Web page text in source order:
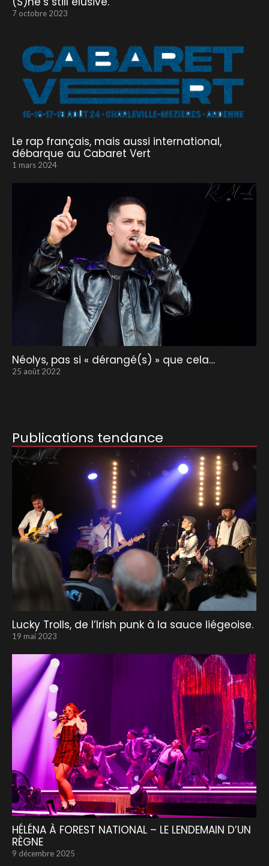
7 octobre 2023
Le rap français, mais aussi international,
débarque au Cabaret Vert
1 mars 2024
Néolys, pas si « dérangé(s) » que cela…
25 août 2022
Publications tendance
Lucky Trolls, de l’Irish punk à la sauce liégeoise.
19 mai 2023
HÉLÉNA À FOREST NATIONAL – LE LENDEMAIN D’UN
RÈGNE
9 décembre 2025